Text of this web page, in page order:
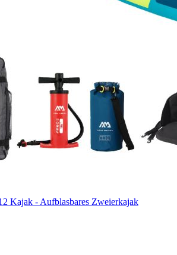
Kajak - Aufblasbares Zweierkajak